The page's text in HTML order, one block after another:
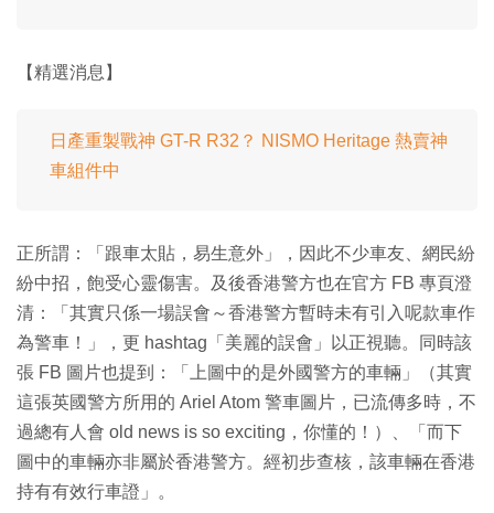
【精選消息】
日產重製戰神 GT-R R32？ NISMO Heritage 熱賣神
車組件中
正所謂：「跟車太貼，易生意外」，因此不少車友、網民紛
紛中招，飽受心靈傷害。及後香港警方也在官方 FB 專頁澄
清：「其實只係一場誤會～香港警方暫時未有引入呢款車作
為警車！」，更 hashtag「美麗的誤會」以正視聽。同時該
張 FB 圖片也提到：「上圖中的是外國警方的車輛」（其實
這張英國警方所用的 Ariel Atom 警車圖片，已流傳多時，不
過總有人會 old news is so exciting，你懂的！）、「而下
圖中的車輛亦非屬於香港警方。經初步查核，該車輛在香港
持有有效行車證」。